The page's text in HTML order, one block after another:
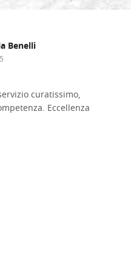
Benelli
curatissimo,
Eccellenza